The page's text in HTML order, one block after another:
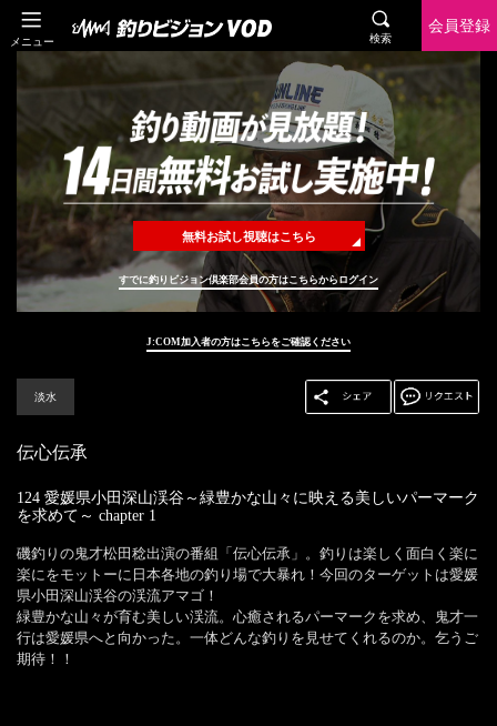
メニュー 検索
会員登録
無料お試し視聴はこちら
すでに釣りビジョン倶楽部会員の方はこちらからログイン
J:COM加入者の方はこちらをご確認ください
淡水
伝心伝承
124 愛媛県小田深山渓谷～緑豊かな山々に映える美しいパーマーク
を求めて～ chapter 1
磯釣りの鬼才松田稔出演の番組「伝心伝承」。釣りは楽しく面白く楽に
楽にをモットーに日本各地の釣り場で大暴れ！今回のターゲットは愛媛
県小田深山渓谷の渓流アマゴ！
緑豊かな山々が育む美しい渓流。心癒されるパーマークを求め、鬼才一
行は愛媛県へと向かった。一体どんな釣りを見せてくれるのか。乞うご
期待！！